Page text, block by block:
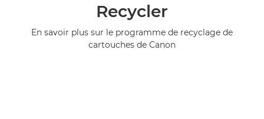
Recycler
En savoir plus sur le programme de recyclage de
cartouches de Canon